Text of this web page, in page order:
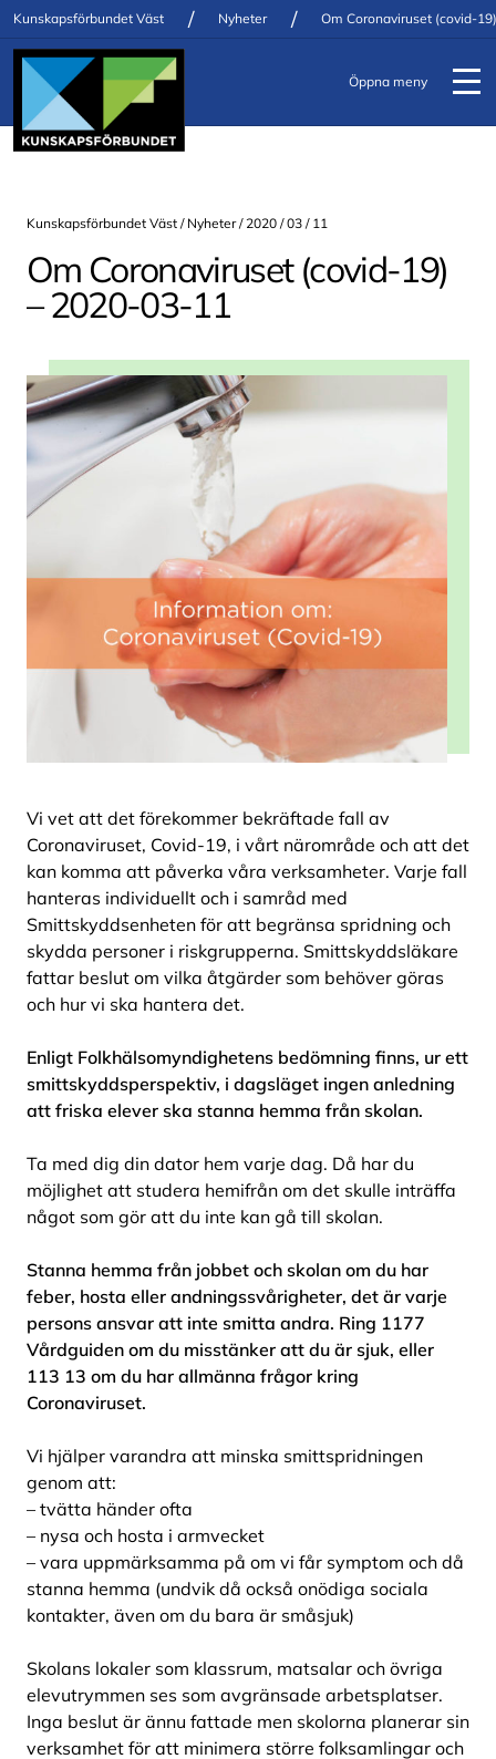
Kunskapsförbundet Väst / Nyheter / Om Coronaviruset (covid-
Öppna meny
Kunskapsförbundet Väst / Nyheter/ 2020 / 03 / 11
Om Coronaviruset (covid-19)
– 2020-03-11
Vi vet att det förekommer bekräftade fall av
Coronaviruset, Covid-19, i vårt närområde och att det
kan komma att påverka våra verksamheter. Varje fall
hanteras individuellt och i samråd med
Smittskyddsenheten för att begränsa spridning och
skydda personer i riskgrupperna. Smittskyddsläkare
fattar beslut om vilka åtgärder som behöver göras
och hur vi ska hantera det.
Enligt Folkhälsomyndighetens bedömning finns, ur ett
smittskyddsperspektiv, i dagsläget ingen anledning
att friska elever ska stanna hemma från skolan.
Ta med dig din dator hem varje dag. Då har du
möjlighet att studera hemifrån om det skulle inträffa
något som gör att du inte kan gå till skolan.
Stanna hemma från jobbet och skolan om du har
feber, hosta eller andningssvårigheter, det är varje
persons ansvar att inte smitta andra. Ring 1177
Vårdguiden om du misstänker att du är sjuk, eller
113 13 om du har allmänna frågor kring
Coronaviruset.
Vi hjälper varandra att minska smittspridningen
genom att:
– tvätta händer ofta
– nysa och hosta i armvecket
– vara uppmärksamma på om vi får symptom och då
stanna hemma (undvik då också onödiga sociala
kontakter, även om du bara är småsjuk)
Skolans lokaler som klassrum, matsalar och övriga
elevutrymmen ses som avgränsade arbetsplatser.
Inga beslut är ännu fattade men skolorna planerar sin
verksamhet för att minimera större folksamlingar och